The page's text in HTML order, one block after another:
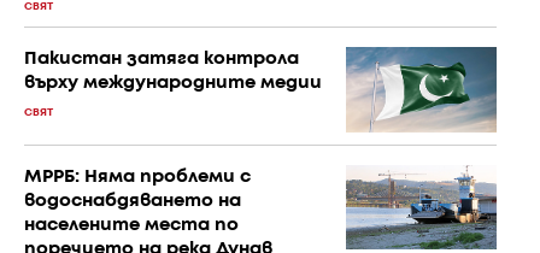
СВЯТ
Пакистан затяга контрола
върху международните медии
СВЯТ
МРРБ: Няма проблеми с
водоснабдяването на
населените места по
поречието на река Дунав